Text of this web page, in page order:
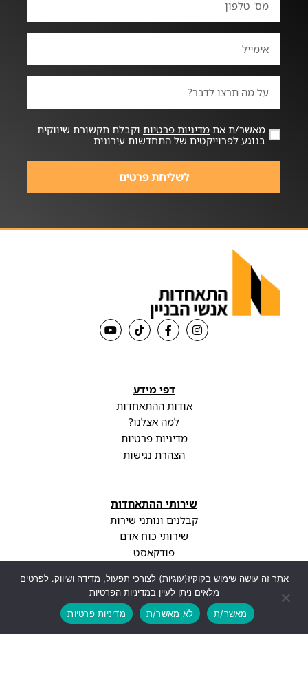
מאשר/ת את מדיניות פרטיות וקבלת תקשורת שיווקית
בנוגע לפרוייקטים של התחדשות עירונית
לשליחת פרטים
דפי מידע
אודות ההתאחדות
למה אצלנו?
מדיניות פרטיות
הצהרת נגישות
שירותי ההתאחדות
קבלנים ונותני שירות
שירותי כוח אדם
פודקאסט
הטבות ההתאחדות
ליווי משפטי
אתר זה עושה שימוש בקוקיז(עוגיות) לצורכי תפעול, מדידה ושיווק. לפרטים
מלאים ניתן לעיין במדיניות הפרטיות
מאשר/ת
לא מאשר/ת מדיניות פרטיות